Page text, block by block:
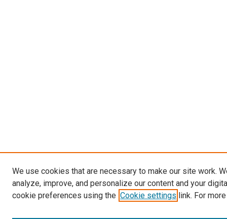
We use cookies that are necessary to make our site work.
analyze, improve, and personalize our content and your
cookie preferences using the Cookie settings link. For